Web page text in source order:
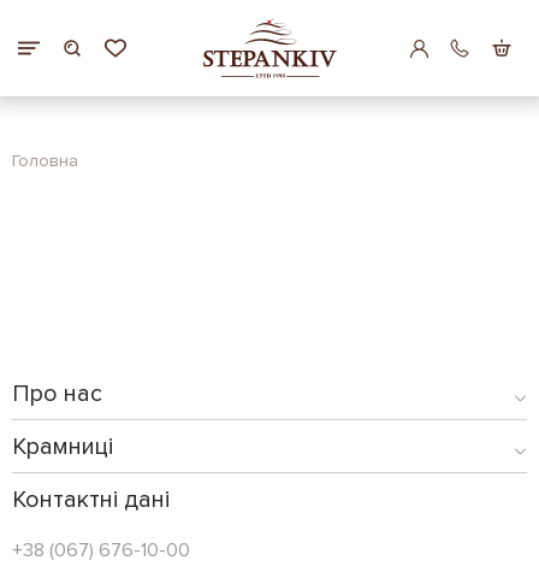
Головна
Про нас
Крамниці
Контактні дані
+38 (067) 676-10-00